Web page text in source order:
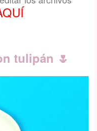
tulipán 🌷